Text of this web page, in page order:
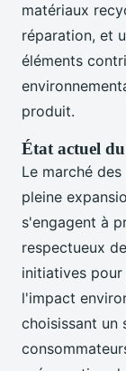
matériaux
réparation, et
éléments
produit.
État actuel
Le marché
pleine
s'engagent à
respectueux
initiatives
l'impact
choisissant un